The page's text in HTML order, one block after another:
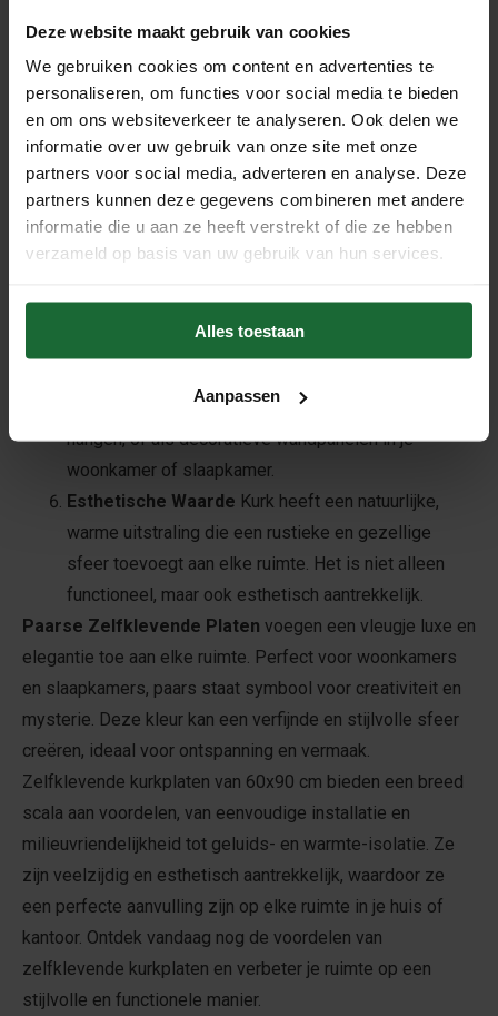
Deze website maakt gebruik van cookies
We gebruiken cookies om content en advertenties te
personaliseren, om functies voor social media te bieden
en om ons websiteverkeer te analyseren. Ook delen we
informatie over uw gebruik van onze site met onze
partners voor social media, adverteren en analyse. Deze
partners kunnen deze gegevens combineren met andere
informatie die u aan ze heeft verstrekt of die ze hebben
verzameld op basis van uw gebruik van hun services.
Alles toestaan
Aanpassen
Geluidsisolatie Kurkheeft uitstekende
geluidsisolerende eigenschappen. Het absorbeert
geluid, waardoor het ideaal is voor gebruik in drukke
kantoren of gemeenschappelijke ruimtes waar je de
geluidsniveaus wilt verminderen.
Warmte-isolatie Kurk
is ook een uitstekende
warmte-isolator. Het helpt om de temperatuur in de
ruimte stabiel te houden, wat bijdraagt aan een
je kantoor of keuken om notities en foto's op te
hangen, of als decoratieve wandpanelen in je
woonkamer of slaapkamer.
Esthetische Waarde Kurk heeft een natuurlijke,
warme uitstraling die een rustieke en gezellige
sfeer toevoegt aan elke ruimte. Het is niet alleen
functioneel, maar ook esthetisch aantrekkelijk.
Paarse Zelfklevende Platen voegen een vleugje luxe en
elegantie toe aan elke ruimte. Perfect voor woonkamers
en slaapkamers, paars staat symbool voor creativiteit en
mysterie. Deze kleur kan een verfijnde en stijlvolle sfeer
creëren, ideaal voor ontspanning en vermaak.
Zelfklevende kurkplaten van 60x90 cm bieden een breed
scala aan voordelen, van eenvoudige installatie en
milieuvriendelijkheid tot geluids- en warmte-isolatie. Ze
zijn veelzijdig en esthetisch aantrekkelijk, waardoor ze
een perfecte aanvulling zijn op elke ruimte in je huis of
kantoor. Ontdek vandaag nog de voordelen van
zelfklevende kurkplaten en verbeter je ruimte op een
stijlvolle en functionele manier.